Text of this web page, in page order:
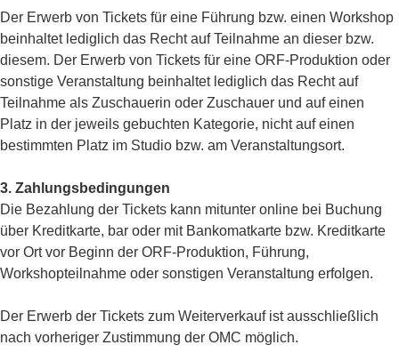
Der Erwerb von Tickets für eine Führung bzw. einen Workshop
beinhaltet lediglich das Recht auf Teilnahme an dieser bzw.
diesem. Der Erwerb von Tickets für eine ORF-Produktion oder
sonstige Veranstaltung beinhaltet lediglich das Recht auf
Teilnahme als Zuschauerin oder Zuschauer und auf einen
Platz in der jeweils gebuchten Kategorie, nicht auf einen
bestimmten Platz im Studio bzw. am Veranstaltungsort.
3. Zahlungsbedingungen
Die Bezahlung der Tickets kann mitunter online bei Buchung
über Kreditkarte, bar oder mit Bankomatkarte bzw. Kreditkarte
vor Ort vor Beginn der ORF-Produktion, Führung,
Workshopteilnahme oder sonstigen Veranstaltung erfolgen.
Der Erwerb der Tickets zum Weiterverkauf ist ausschließlich
nach vorheriger Zustimmung der OMC möglich.